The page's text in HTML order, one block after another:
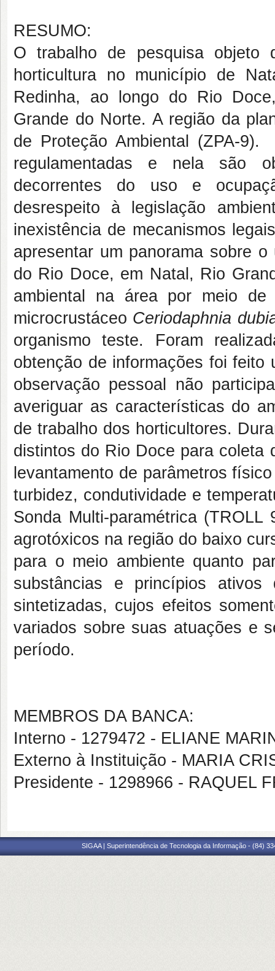
RESUMO:
O trabalho de pesquisa objeto
horticultura no município de
Redinha, ao longo do Rio
Grande do Norte. A região da
de Proteção Ambiental (ZPA-
regulamentadas e nela são
decorrentes do uso e
desrespeito à legislação
inexistência de mecanismos
apresentar um panorama sobre
do Rio Doce, em Natal, Rio
ambiental na área por meio
microcrustáceo Ceriodaphnia
organismo teste. Foram
obtenção de informações foi feito
observação pessoal não
averiguar as características do
de trabalho dos horticultores.
distintos do Rio Doce para coleta
levantamento de parâmetros
turbidez, condutividade e
Sonda Multi-paramétrica
agrotóxicos na região do baixo
para o meio ambiente quanto
substâncias e princípios ativos
sintetizadas, cujos efeitos
variados sobre suas atuações e
período.
MEMBROS DA BANCA:
Interno - 1279472 - ELIANE
Externo à Instituição - MARIA
Presidente - 1298966 - RAQUEL
SIGAA | Superintendência de Tecnologia da Informação - (84)